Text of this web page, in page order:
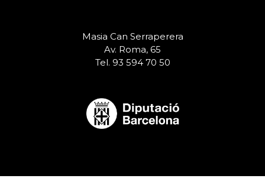
Masia Can Serraperera
Av. Roma, 65
Tel. 93 594 70 50